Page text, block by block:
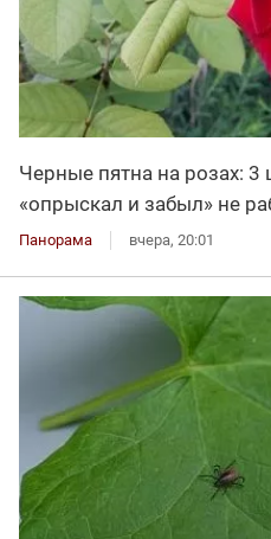
Черные пятна на розах: 3
«опрыскал и забыл» не
Панорама вчера, 20:01